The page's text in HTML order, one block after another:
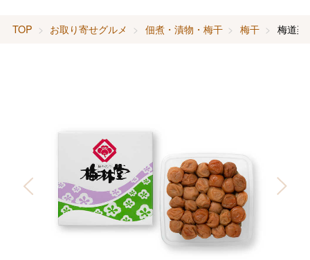
TOP お取り寄せグルメ 佃煮・漬物・梅干 梅干 梅道